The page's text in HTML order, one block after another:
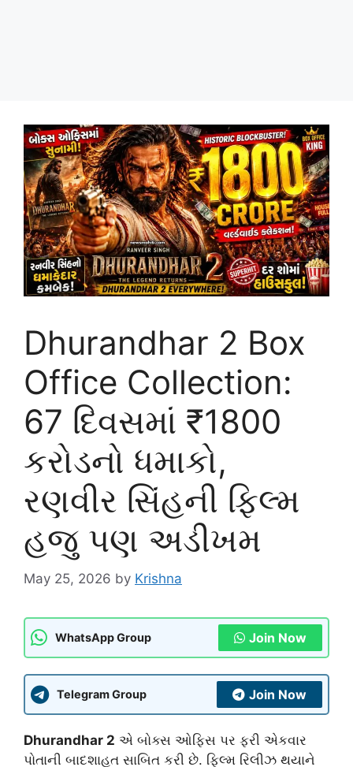
Dhurandhar 2 Box
Office Collection:
67 દિવસમાં ₹1800
કરોડનો ધમાકો,
રણવીર સિંહની ફિલ્મ
હજુ પણ અડીખમ
May 25, 2026 by Krishna
WhatsApp Group Join Now
Telegram Group Join Now
Dhurandhar 2 એ બોક્સ ઓફિસ પર ફરી એકવાર
પોતાની બાદશાહત સાબિત કરી છે. ફિલ્મ રિલીઝ થયાને